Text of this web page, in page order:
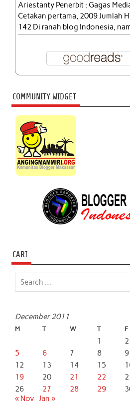
Ariestanty Penerbit : Gagas
Cetakan pertama, 2009 Jumlah
142 Di ranah blog Indonesia,
COMMUNITY WIDGET
CARI
December 2011
M T W T F
1 2
5
6 7 8 9
12
13 14 15
19
20 21 22
26
27 28 29
« Nov Jan »